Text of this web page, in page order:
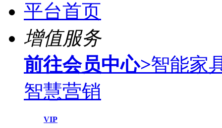
平台首页
增值服务
前往会员中心>智能家
智慧营销
VIP